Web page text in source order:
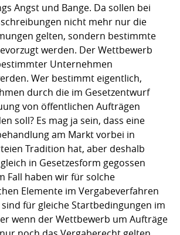
Angst und Bange. Da sollen bei
nicht mehr nur die
gelten, sondern bestimmte
werden. Der Wettbewerb
Unternehmen
Wer bestimmt eigentlich,
durch die im Gesetzentwurf
von öffentlichen Aufträgen
soll? Es mag ja sein, dass eine
am Markt vorbei in
Tradition hat, aber deshalb
in Gesetzesform gegossen
Fall haben wir für solche
Elemente im Vergabeverfahren
für gleiche Startbedingungen im
wenn der Wettbewerb um Aufträge